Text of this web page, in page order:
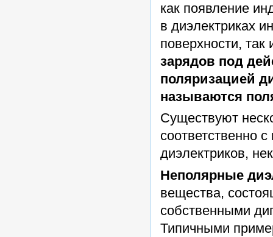
как появление
в диэлектриках
поверхности,
зарядов под
поляризацией
называются
Существуют
соответственно
диэлектриков,
Неполярные
вещества,
собственными
Типичными